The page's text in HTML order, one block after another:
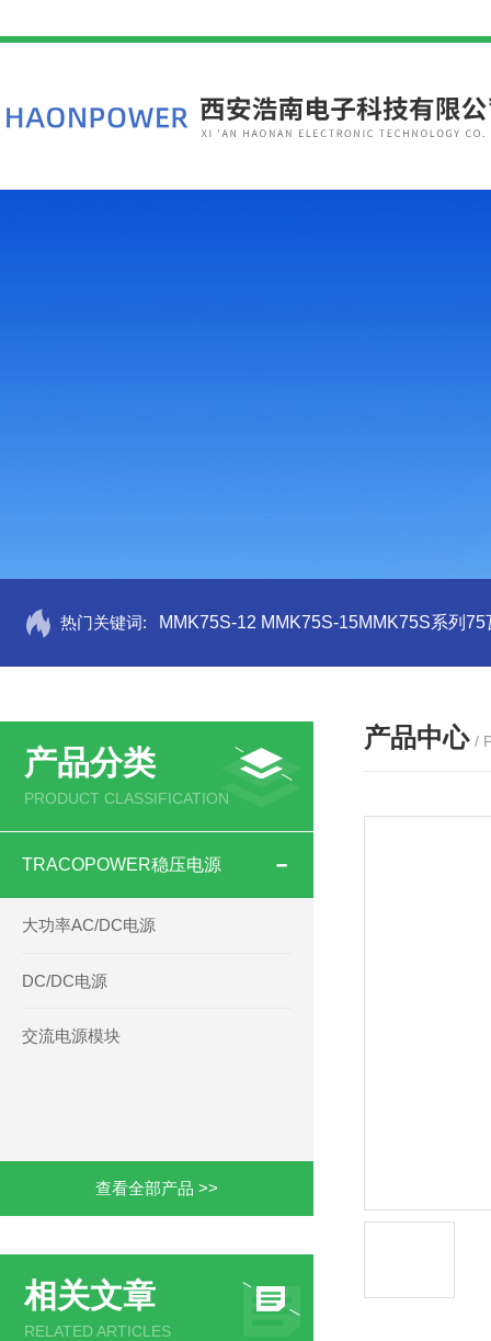
热门关键词: MMK75S-12 MMK75S-15MMK75S系列
产品分类
PRODUCT CLASSIFICATION
TRACOPOWER稳压电源
大功率AC/DC电源
DC/DC电源
交流电源模块
查看全部产品 >>
相关文章
RELATED ARTICLES
产品中心 /